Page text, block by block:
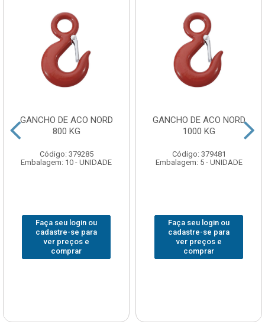
GANCHO DE ACO NORD
800 KG
Código: 379285
Embalagem: 10 - UNIDADE
Faça seu login ou
cadastre-se para
ver preços e
comprar
GANCHO DE ACO NORD
1000 KG
Código: 379481
Embalagem: 5 - UNIDADE
Faça seu login ou
cadastre-se para
ver preços e
comprar